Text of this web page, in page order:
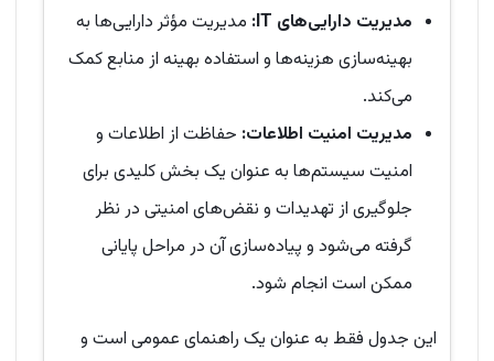
مدیریت دارایی‌های
مدیریت مؤثر دارایی‌ها به
بهینه‌سازی هزینه‌ها و استفاده بهینه از منابع کمک
می‌کند.
مدیریت امنیت اطلاعات: حفاظت از اطلاعات و
امنیت سیستم‌ها به عنوان یک بخش کلیدی برای
جلوگیری از تهدیدات و نقض‌های امنیتی در نظر
گرفته می‌شود و پیاده‌سازی آن در مراحل پایانی
ممکن است انجام شود.
این جدول فقط به عنوان یک راهنمای عمومی است و